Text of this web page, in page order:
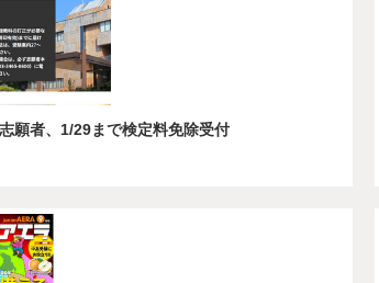
願者、1/29まで検定料免除受付